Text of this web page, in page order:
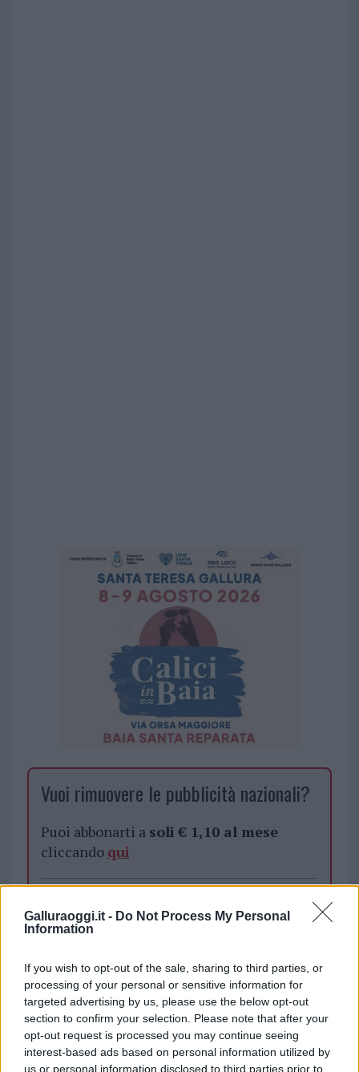
Galluraoggi.it - Do Not Process My Personal
Information
If you wish to opt-out of the sale, sharing to third parties, or
processing of your personal or sensitive information for
targeted advertising by us, please use the below opt-out
section to confirm your selection. Please note that after your
opt-out request is processed you may continue seeing
interest-based ads based on personal information utilized by
us or personal information disclosed to third parties prior to
Vuoi rimuovere le pubblicità nazionali?
Puoi abbonarti a soli € 1,10 al mese
cliccando qui
Puoi effettuare l'accesso andando nella
cliccandoqui
TEMI:
Alessandro Careddu
Centro Diurno Arzachena
Notizie Arzachena